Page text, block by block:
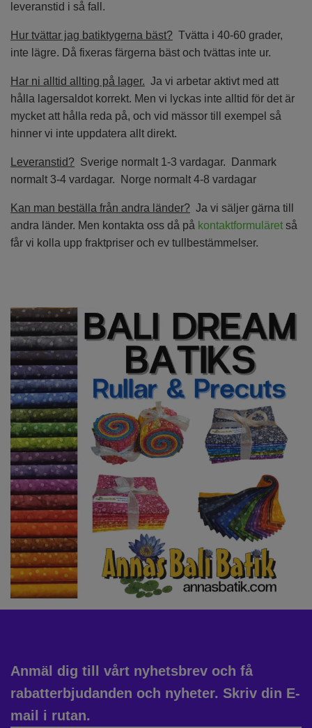
leveranstid i så fall.
Hur tvättar jag batiktygerna bäst? Tvätta i 40-60 grader,
inte lägre. Då fixeras färgerna bäst och tvättas inte ur.
Har ni alltid allting på lager. Ja vi arbetar aktivt med att
hålla lagersaldot korrekt. Men vi lyckas inte alltid för det är
mycket att hålla reda på, och vid mässor till exempel så
hinner vi inte uppdatera allt direkt.
Leveranstid? Sverige normalt 1-3 vardagar. Danmark
normalt 3-4 vardagar. Norge normalt 4-8 vardagar
Kan man beställa från andra länder? Ja vi säljer gärna till
andra länder. Men kontakta oss då på kontaktformuläret så
får vi kolla upp fraktpriser och ev tullbestämmelser.
Anmäl dig till vårt nyhetsbrev och få
rabatterbjudanden och nyheter. Skriv din E-
mail i rutan.